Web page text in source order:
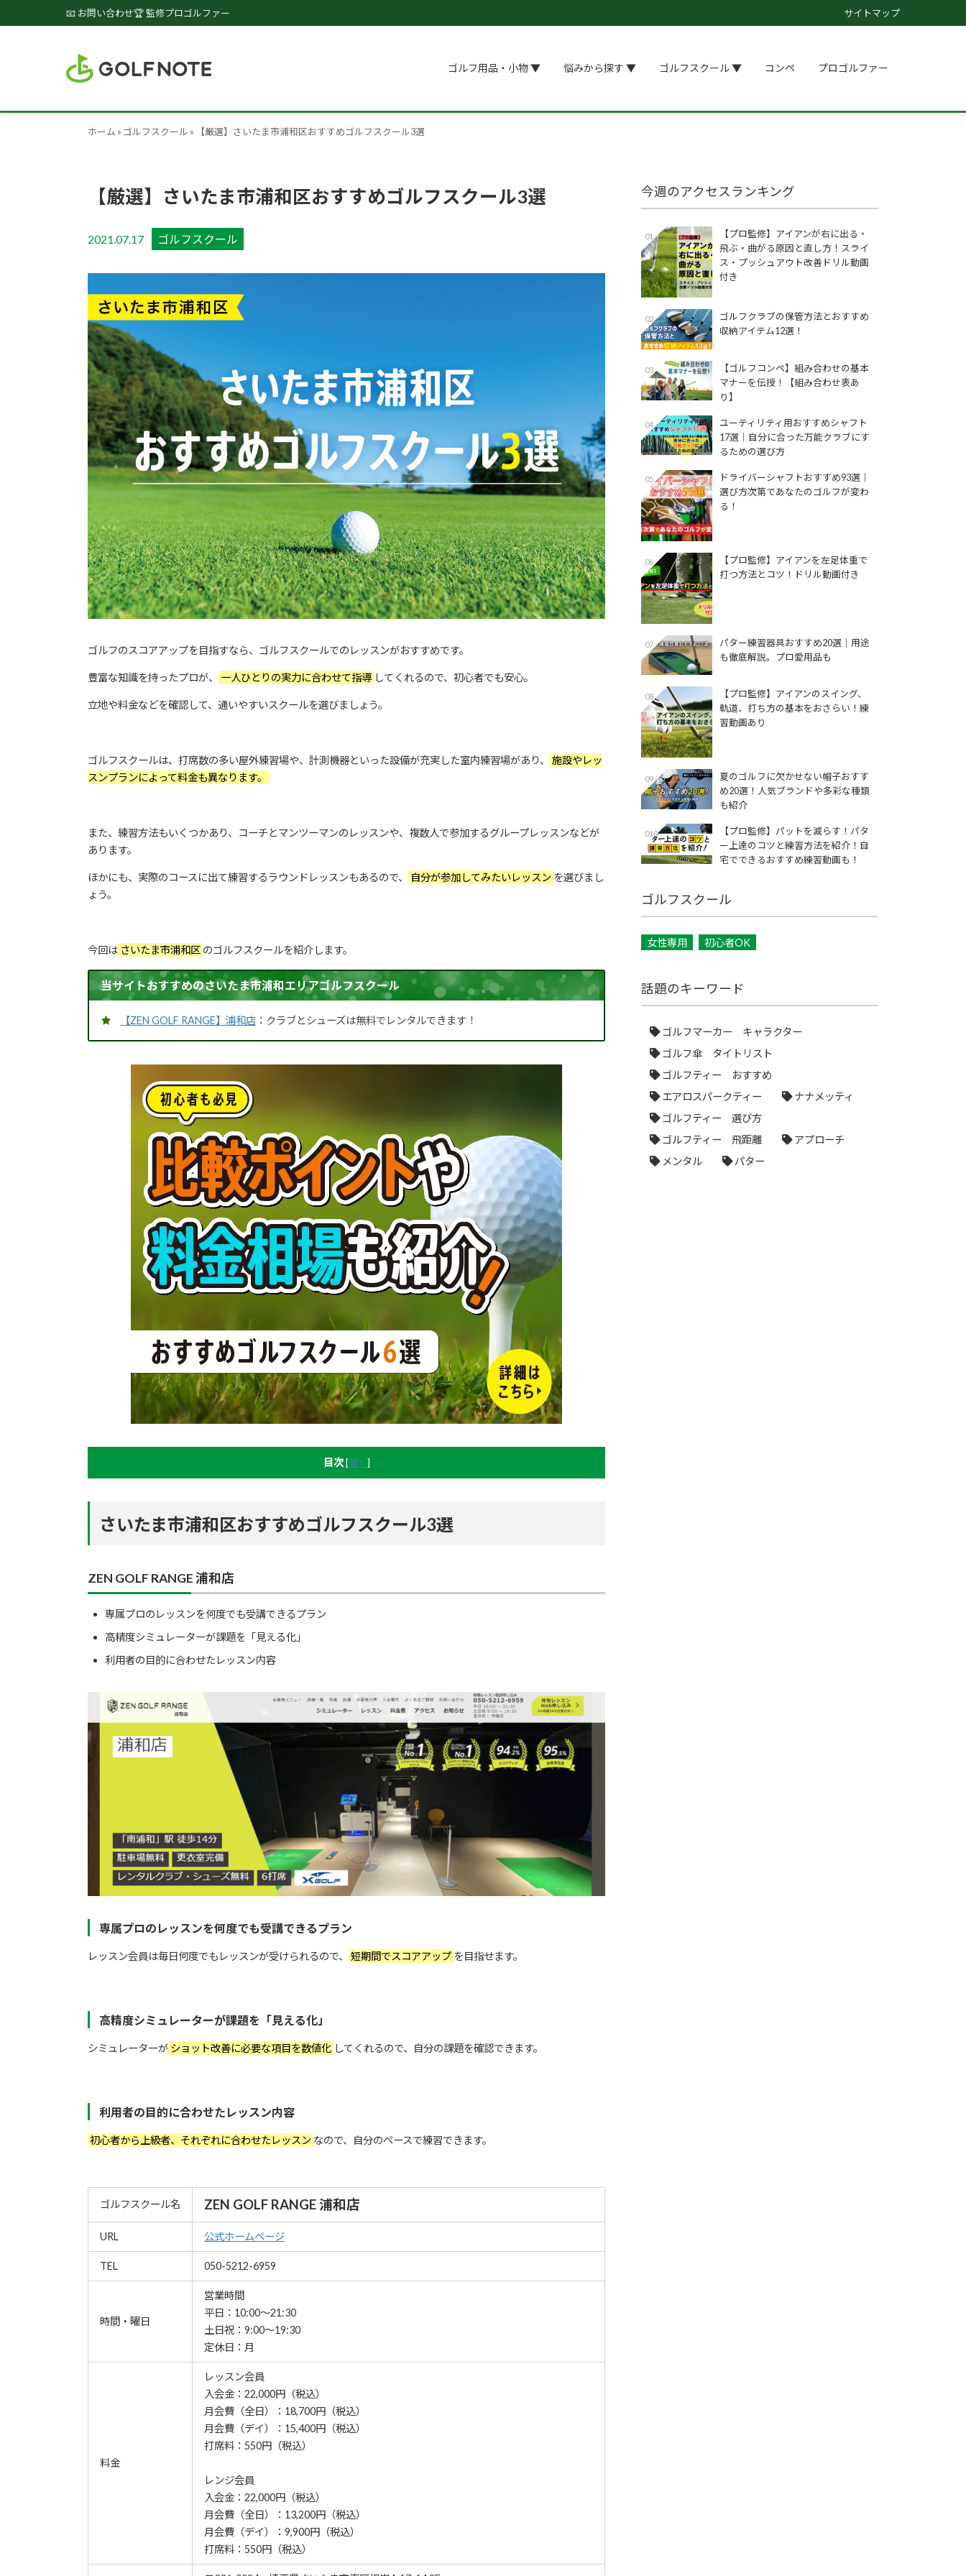
📧 お問い合わせ🏆 監修プロゴルファー サイトマップ
ゴルフ用品・小物 ▼ 悩みから探す ▼ ゴルフスクール ▼ コンペ プロゴルファー
ホーム » ゴルフスクール » 【厳選】さいたま市浦和区おすすめゴルフスクール3選
【厳選】さいたま市浦和区おすすめゴルフスクール3選
2021.07.17 ゴルフスクール
ゴルフのスコアアップを目指すなら、ゴルフスクールでのレッスンがおすすめです。
豊富な知識を持ったプロが、 一人ひとりの実力に合わせて指導 してくれるので、初心者でも安心。
立地や料金などを確認して、通いやすいスクールを選びましょう。
ゴルフスクールは、打席数の多い屋外練習場や、計測機器といった設備が充実した室内練習場があり、
施設やレッ
スンプランによって料金も異なります。
また、練習方法もいくつかあり、コーチとマンツーマンのレッスンや、複数人で参加するグループレッスンなどが
あります。
ほかにも、実際のコースに出て練習するラウンドレッスンもあるので、 自分が参加してみたいレッスン を選びまし
ょう。
今回は さいたま市浦和区 のゴルフスクールを紹介します。
当サイトおすすめのさいたま市浦和エリアゴルフスクール
【ZEN GOLF RANGE】浦和店 ：クラブとシューズは無料でレンタルできます！
目次 [開く ]
さいたま市浦和区おすすめゴルフスクール3選
ZEN GOLF RANGE 浦和店
専属プロのレッスンを何度でも受講できるプラン
高精度シミュレーターが課題を「見える化」
利用者の目的に合わせたレッスン内容
専属プロのレッスンを何度でも受講できるプラン
レッスン会員は毎日何度でもレッスンが受けられるので、 短期間でスコアアップ を目指せます。
高精度シミュレーターが課題を「見える化」
シミュレーターが ショット改善に必要な項目を数値化 してくれるので、自分の課題を確認できます。
利用者の目的に合わせたレッスン内容
初心者から上級者、それぞれに合わせたレッスン なので、自分のペースで練習できます。
ゴルフスクール名 ZEN GOLF RANGE 浦和店
URL 公式ホームページ
TEL 050-5212-6959
時間・曜日
営業時間
平日：10:00～21:30
土日祝：9:00～19:30
定休日：月
料金
レッスン会員
入会金：22,000円（税込）
月会費（全日）：18,700円（税込）
月会費（デイ）：15,400円（税込）
打席料：550円（税込）
レンジ会員
入会金：22,000円（税込）
月会費（全日）：13,200円（税込）
月会費（デイ）：9,900円（税込）
打席料：550円（税込）
今週のアクセスランキング
01
【プロ監修】アイアンが右に出る・
飛ぶ・曲がる原因と直し方！スライ
ス・プッシュアウト改善ドリル動画
付き
02
ゴルフクラブの保管方法とおすすめ
収納アイテム12選！
03
【ゴルフコンペ】組み合わせの基本
マナーを伝授！【組み合わせ表あ
り】
04
ユーティリティ用おすすめシャフト
17選│自分に合った万能クラブにす
るための選び方
05
ドライバーシャフトおすすめ93選│
選び方次第であなたのゴルフが変わ
る！
06
【プロ監修】アイアンを左足体重で
打つ方法とコツ！ドリル動画付き
07
パター練習器具おすすめ20選｜用途
も徹底解説。プロ愛用品も
08
【プロ監修】アイアンのスイング、
軌道、打ち方の基本をおさらい！練
習動画あり
09
夏のゴルフに欠かせない帽子おすす
め20選！人気ブランドや多彩な種類
も紹介
010
【プロ監修】パットを減らす！パタ
ー上達のコツと練習方法を紹介！自
宅でできるおすすめ練習動画も！
ゴルフスクール
女性専用 初心者OK
話題のキーワード
ゴルフマーカー キャラクター
ゴルフ傘 タイトリスト
ゴルフティー おすすめ
エアロスパークティー
ナナメッティ
ゴルフティー 選び方
ゴルフティー 飛距離
アプローチ
メンタル
パター